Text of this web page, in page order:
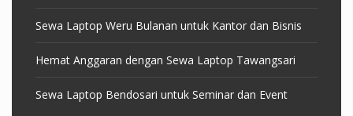
Sewa Laptop Weru Bulanan untuk Kantor dan Bisnis
Hemat Anggaran dengan Sewa Laptop Tawangsari
Sewa Laptop Bendosari untuk Seminar dan Event